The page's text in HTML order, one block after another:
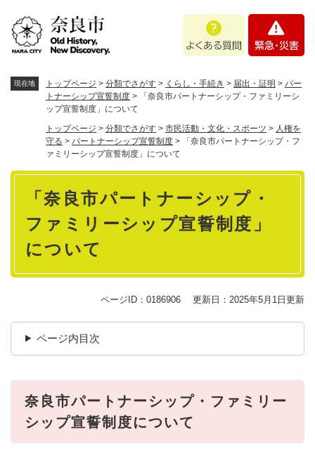
あ
問
・
現在地 トップページ > 分類でさがす > くらし・手続き > 届出・証明 > パー
トナーシップ宣誓制度 >
「奈良市パートナーシップ・ファミリーシ
ップ宣誓制度」について
トップページ > 分類でさがす > 市民活動・文化・スポーツ > 人権を
守る > パートナーシップ宣誓制度 >
「奈良市パートナーシップ・フ
ァミリーシップ宣誓制度」について
本
「奈良市パートナーシップ・
ファミリーシップ宣誓制度」
について
ページID：0186906 更新日：2025年5月1日更新
ページ内目次
奈良市パートナーシップ・ファミリー
シップ宣誓制度について